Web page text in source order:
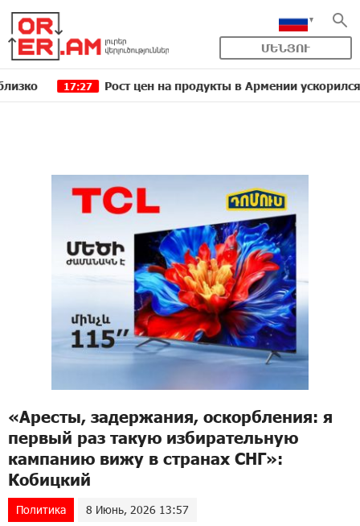
ՄԵՆՅՈՒ
17:27 Рост цен на продукты в Армении ускорился до
«Аресты, задержания, оскорбления: я
первый раз такую избирательную
кампанию вижу в странах СНГ»:
Кобицкий
Политика 8 Июнь, 2026 13:57